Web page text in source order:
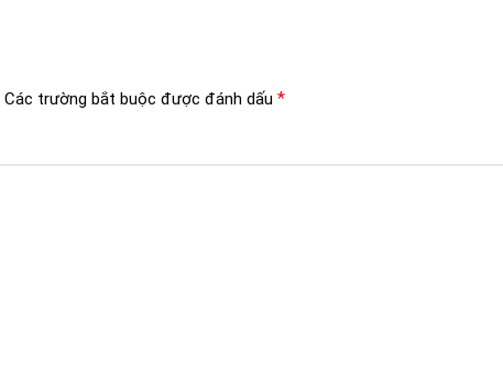
Các trường bắt buộc được đánh dấu *